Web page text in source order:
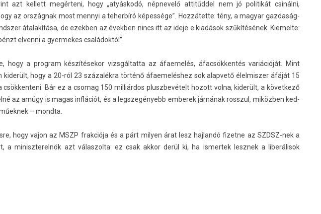
azt kel­lett megérteni, hogy „atyáskodó, nép­nevelő attitűddel nem jó politikát csinálni,
az országnak most men­nyi a teher­bíró képessége”. Hozzátette: tény, a magyar gaz­daság­
átalakítása, de ezekb­en az évekb­en nincs itt az ideje e kiadások szűkítésének. Kiemel­te:
el­venni a gyer­mekes családoktól”.
hogy a pro­gram készítésekor vizsgál­tatta az áfaemelés, áfacsökkentés variációját. Mint
kiderült, hogy a 20-ról 23 százalékra történő áfaemelés­hez sok al­ap­vető élel­misz­er áfáját 15
csök­kenteni. Bár ez a csomag 150 milliárdos pluszbevételt hozott volna, kiderült, a követ­kező
az amúgy is magas inflációt, és a legszegényebb em­berek járnának rosszul, miközben ked­
– mondta.
hogy vajon az MSZP frak­ciója és a párt mily­en árat lesz haj­landó fizet­ne az SZDSZ-nek a
a miniszterel­nök azt válas­zolta: ez csak akkor derül ki, ha is­mertek lesznek a liberálisok